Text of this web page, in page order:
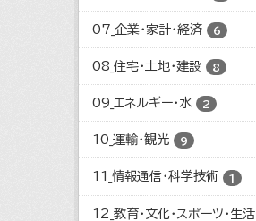
07_企業・家計・経済 6
08_住宅・土地・建設 8
09_エネルギー・水 2
10_運輸・観光 9
11_情報通信・科学技術 1
12_教育・文化・スポーツ・生活